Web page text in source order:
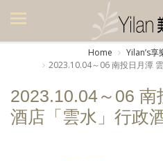
美食集
美飲集
廚房集
旅遊集
Home Yilanʼs享
2023.10.04～06 南投日月潭
2023.10.04～06 南
酒店「雲水」行政